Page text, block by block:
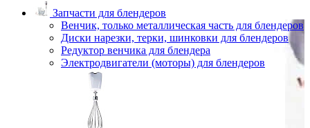
Запчасти для блендеров
Венчик, только металлическая часть для блендеров
Диски нарезки, терки, шинковки для блендеров
Редуктор венчика для блендера
Электродвигатели (моторы) для блендеров